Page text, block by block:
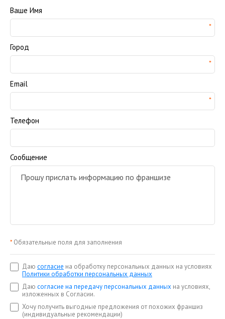
Ваше Имя
Город
Email
Телефон
Сообщение
* Обязательные поля для заполнения
Даю согласие на обработку персональных данных на условиях
Политики обработки персональных данных
Даю согласие на передачу персональных данных на условиях,
изложенных в Согласии.
Хочу получить выгодные предложения от похожих франшиз
(индивидуальные рекомендации)